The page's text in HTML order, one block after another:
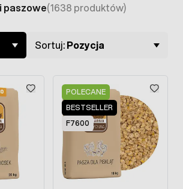
list
paszowe(1638 produktów)
Sortuj:Pozycja
POLECANE
BESTSELLER
F7600